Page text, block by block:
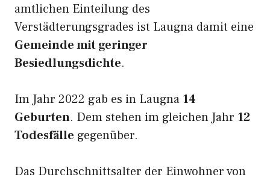
amtlichen Einteilung des
Verstädterungsgrades ist Laugna damit eine
Gemeinde mit geringer
Besiedlungsdichte.
Im Jahr 2022 gab es in Laugna 14
Geburten. Dem stehen im gleichen Jahr 12
Todesfälle gegenüber.
Das Durchschnittsalter der Einwohner von